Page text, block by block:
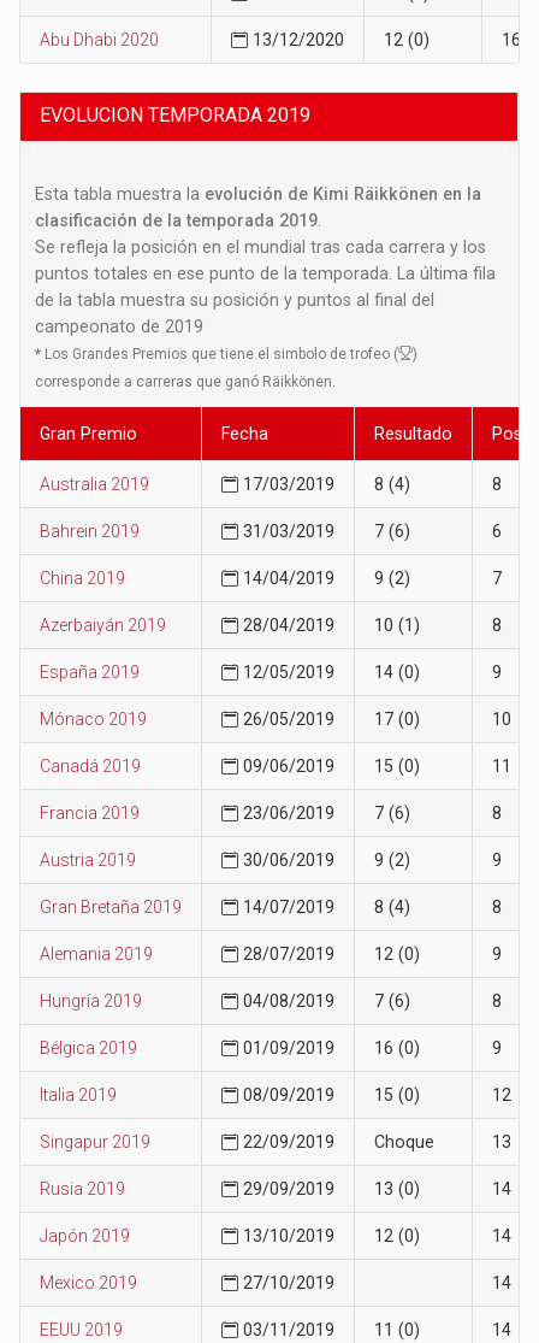
Abu Dhabi 2020 13/12/2020 12 (0) 16
EVOLUCION TEMPORADA 2019
Esta tabla muestra la evolución de Kimi Räikkönen en la
clasificación de la temporada 2019
Se refleja la posición en el mundial tras cada carrera y los
puntos totales en ese punto de la temporada. La última fila
de la tabla muestra su posición y puntos al final del
campeonato de 2019
* Los Grandes Premios que tiene el simbolo de trofeo (
)
corresponde a carreras que ganó Räikkönen.
Gran Premio Fecha Resultado
Australia 2019 17/03/2019 8 (4) 8
Bahrein 2019 31/03/2019 7 (6) 6
China 2019 14/04/2019 9 (2) 7
Azerbaiyán 2019 28/04/2019 10 (1) 8
España 2019 12/05/2019 14 (0) 9
Mónaco 2019 26/05/2019 17 (0) 10
Canadá 2019 09/06/2019 15 (0) 11
Francia 2019 23/06/2019 7 (6) 8
Austria 2019 30/06/2019 9 (2) 9
Gran Bretaña 2019 14/07/2019 8 (4) 8
Alemania 2019 28/07/2019 12 (0) 9
Hungría 2019 04/08/2019 7 (6) 8
Bélgica 2019 01/09/2019 16 (0) 9
Italia 2019 08/09/2019 15 (0) 12
Singapur 2019 22/09/2019 Choque 13
Rusia 2019 29/09/2019 13 (0) 14
Japón 2019 13/10/2019 12 (0) 14
Mexico 2019 27/10/2019 14
EEUU 2019 03/11/2019 11 (0) 14